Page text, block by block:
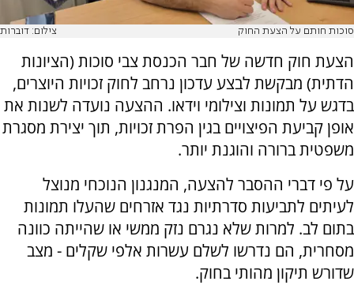
סוכות חותם על הצעת החוק צילום: דוברות
הצעת חוק חדשה של חבר הכנסת צבי סוכות (הציונות
הדתית) מבקשת לבצע עדכון נרחב לחוק זכויות היוצרים,
בדגש על תמונות וצילומי וידאו. ההצעה נועדה לשנות את
אופן קביעת הפיצויים בגין הפרת זכויות, תוך יצירת מסגרת
משפטית ברורה והוגנת יותר.
על פי דברי ההסבר להצעה, המנגנון הנוכחי מנוצל
לעיתים לתביעות סדרתיות נגד אזרחים שהעלו תמונות
בתום לב. למרות שלא נגרם נזק ממשי או שהייתה כוונה
מסחרית, הם נדרשו לשלם עשרות אלפי שקלים - מצב
שדורש תיקון מהותי בחוק.